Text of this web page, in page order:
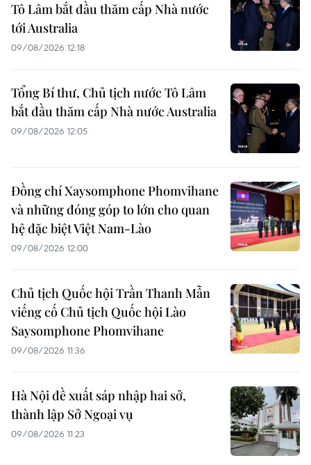
Tô Lâm bắt đầu thăm cấp Nhà nước
tới Australia
09/08/2026 12:18
Tổng Bí thư, Chủ tịch nước Tô Lâm
bắt đầu thăm cấp Nhà nước Australia
09/08/2026 12:05
Đồng chí Xaysomphone Phomvihane
và những đóng góp to lớn cho quan
hệ đặc biệt Việt Nam-Lào
09/08/2026 12:00
Chủ tịch Quốc hội Trần Thanh Mẫn
viếng cố Chủ tịch Quốc hội Lào
Saysomphone Phomvihane
09/08/2026 11:36
Hà Nội đề xuất sáp nhập hai sở,
thành lập Sở Ngoại vụ
09/08/2026 11:23